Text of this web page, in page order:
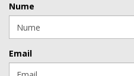
Nume
Email